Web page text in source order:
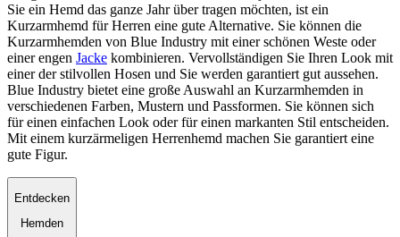
Sie ein Hemd das ganze Jahr über tragen möchten, ist ein
Kurzarmhemd für Herren eine gute Alternative. Sie können die
Kurzarmhemden von Blue Industry mit einer schönen Weste oder
einer engen Jacke kombinieren. Vervollständigen Sie Ihren Look mit
einer der stilvollen Hosen und Sie werden garantiert gut aussehen.
Blue Industry bietet eine große Auswahl an Kurzarmhemden in
verschiedenen Farben, Mustern und Passformen. Sie können sich
für einen einfachen Look oder für einen markanten Stil entscheiden.
Mit einem kurzärmeligen Herrenhemd machen Sie garantiert eine
gute Figur.
Entdecken
Hemden